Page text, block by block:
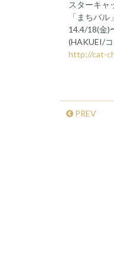
スターキャ
「まちバル」
14.4/18(金)
(HAKUEI/
http://cat-
PREV